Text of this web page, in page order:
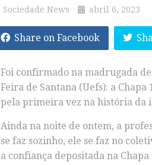
Sociedade News abril 6, 2023
Share on Facebook
Foi confirmado na madrugada
Feira de Santana (Uefs): a
pela primeira vez na história da
Ainda na noite de ontem, a
se faz sozinho, ele se faz no
a confiança depositada na